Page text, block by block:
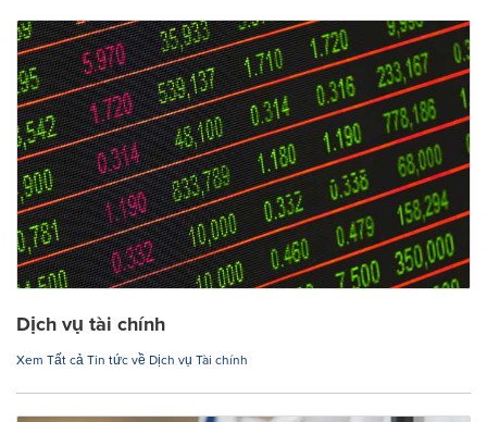
Dịch vụ tài chính
Xem Tất cả Tin tức về Dịch vụ Tài chính